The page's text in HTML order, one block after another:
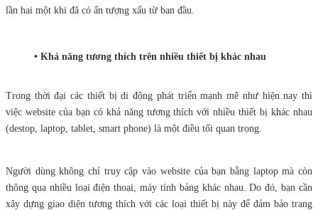
lần hai một khi đã có ấn tượng xấu từ ban đầu.
• Khả năng tương thích trên nhiều thiết bị khác nhau
Trong thời đại các thiết bị di động phát triển mạnh mẽ như hiện nay thì
việc website của bạn có khả năng tương thích với nhiều thiết bị khác nhau
(destop, laptop, tablet, smart phone) là một điều tối quan trọng.
Người dùng không chỉ truy cập vào website của bạn bằng laptop mà còn
thông qua nhiều loại điện thoại, máy tính bảng khác nhau. Do đó, bạn cần
xây dựng giao diện tương thích với các loại thiết bị này để đảm bảo trang